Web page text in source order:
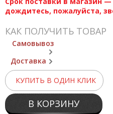
дождитесь, пожалуйста,
КАК ПОЛУЧИТЬ ТОВАР
Самовывоз
Доставка
КУПИТЬ В ОДИН КЛИК
В КОРЗИНУ